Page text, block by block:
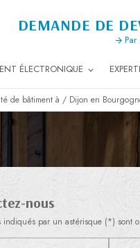
DEMANDE DE
Par
ÉLECTRONIQUE
de bâtiment à / Dijon en
nous
indiqués par un astérisque (*) sont